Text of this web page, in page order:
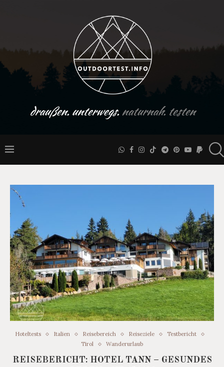
draußen. unterwegs.naturnah. testen
Hoteltests Italien Reisebereich Reiseziele
Testbericht
Tirol
Wanderurlaub
REISEBERICHT: HOTEL TANN – GESUNDES